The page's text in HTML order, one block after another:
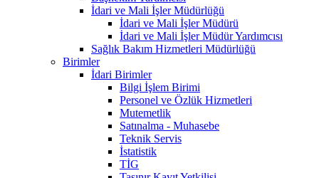
İdari ve Mali İşler Müdürlüğü
İdari ve Mali İşler Müdürü
İdari ve Mali İşler Müdür Yardımcısı
Sağlık Bakım Hizmetleri Müdürlüğü
Birimler
İdari Birimler
Bilgi İşlem Birimi
Personel ve Özlük Hizmetleri
Mutemetlik
Satınalma - Muhasebe
Teknik Servis
İstatistik
TİG